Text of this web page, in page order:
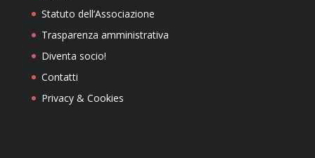
Statuto dell’Associazione
Trasparenza amministrativa
Diventa socio!
Contatti
Privacy & Cookies